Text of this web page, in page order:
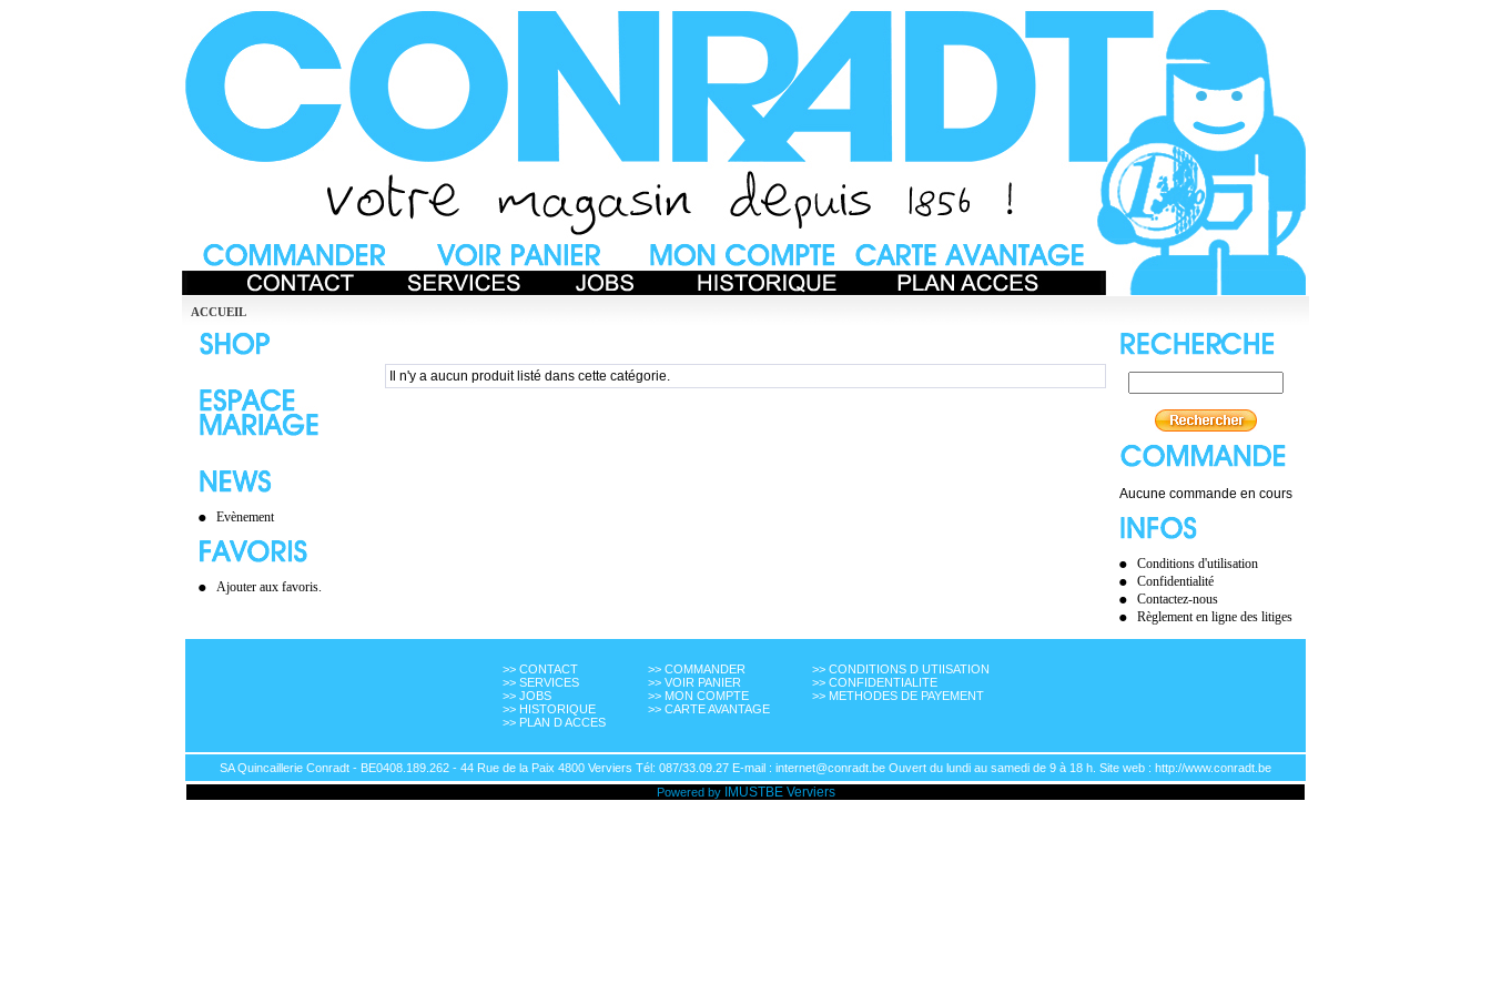
ACCUEIL
Evènement
Ajouter aux favoris.
Il n'y a aucun produit listé dans cette catégorie.
Aucune commande en cours
Conditions d'utilisation
Confidentialité
Contactez-nous
Règlement en ligne des litiges
>> CONTACT
>> SERVICES
>> JOBS
>> HISTORIQUE
>> PLAN D ACCES
>> COMMANDER
>> VOIR PANIER
>> MON COMPTE
>> CARTE AVANTAGE
>> CONDITIONS D UTIISATION
>> CONFIDENTIALITE
>> METHODES DE PAYEMENT
SA Quincaillerie Conradt - BE0408.189.262 - 44 Rue de la Paix 4800 Verviers Tél: 087/33.09.27 E-mail : internet@conradt.be Ouvert du lundi au samedi de 9 à 18 h. Site web : http://www.conradt.be
Powered by
IMUSTBE Verviers